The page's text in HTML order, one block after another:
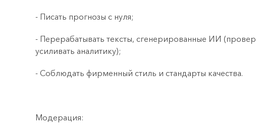
- Писать прогнозы с нуля;
- Перерабатывать тексты, сгенерированные ИИ
усиливать аналитику);
- Соблюдать фирменный стиль и стандарты качества.
Модерация: